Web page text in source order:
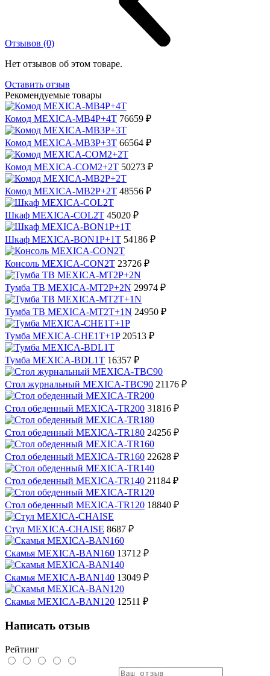
Отзывов (0)
Нет отзывов об этом товаре.
Оставить отзыв
Рекомендуемые товары
Комод MEXICA-MB4P+4T 76659 ₽
Комод MEXICA-MB3P+3T 66564 ₽
Комод MEXICA-COM2+2T 50273 ₽
Комод MEXICA-MB2P+2T 48556 ₽
Шкаф MEXICA-COL2T 45020 ₽
Шкаф MEXICA-BON1P+1T 54186 ₽
Консоль MEXICA-CON2T 23726 ₽
Тумба ТВ MEXICA-MT2P+2N 29974 ₽
Тумба ТВ MEXICA-MT2T+1N 24950 ₽
Тумба MEXICA-CHE1T+1P 20513 ₽
Тумба MEXICA-BDL1T 16357 ₽
Стол журнальный MEXICA-TBC90 21176 ₽
Стол обеденный MEXICA-TR200 31816 ₽
Стол обеденный MEXICA-TR180 24256 ₽
Стол обеденный MEXICA-TR160 22628 ₽
Стол обеденный MEXICA-TR140 21184 ₽
Стол обеденный MEXICA-TR120 18840 ₽
Стул MEXICA-CHAISE 8687 ₽
Скамья MEXICA-BAN160 13712 ₽
Скамья MEXICA-BAN140 13049 ₽
Скамья MEXICA-BAN120 12511 ₽
Написать отзыв
Рейтинг